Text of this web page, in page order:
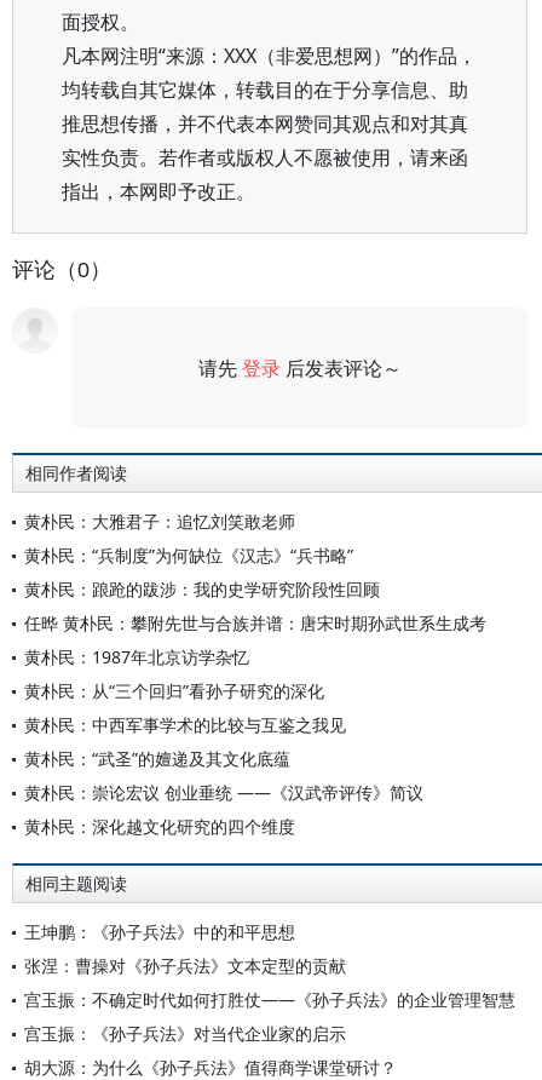
面授权。
凡本网注明“来源：XXX（非爱思想网）”的作品，
均转载自其它媒体，转载目的在于分享信息、助
推思想传播，并不代表本网赞同其观点和对其真
实性负责。若作者或版权人不愿被使用，请来函
指出，本网即予改正。
评论（0）
请先登录 后发表评论～
相同作者阅读
黄朴民：大雅君子：追忆刘笑敢老师
黄朴民：“兵制度”为何缺位《汉志》“兵书略”
黄朴民：踉跄的跋涉：我的史学研究阶段性回顾
任晔 黄朴民：攀附先世与合族并谱：唐宋时期孙武世系生成考
黄朴民：1987年北京访学杂忆
黄朴民：从“三个回归”看孙子研究的深化
黄朴民：中西军事学术的比较与互鉴之我见
黄朴民：“武圣”的嬗递及其文化底蕴
黄朴民：崇论宏议 创业垂统 ——《汉武帝评传》简议
黄朴民：深化越文化研究的四个维度
相同主题阅读
王坤鹏：《孙子兵法》中的和平思想
张涅：曹操对《孙子兵法》文本定型的贡献
宫玉振：不确定时代如何打胜仗——《孙子兵法》的企业管理智慧
宫玉振：《孙子兵法》对当代企业家的启示
胡大源：为什么《孙子兵法》值得商学课堂研讨？